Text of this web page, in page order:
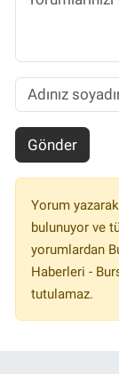
Gönder
Yorum yazarak
bulunuyor ve
yorumlardan
Haberleri -
tutulamaz.